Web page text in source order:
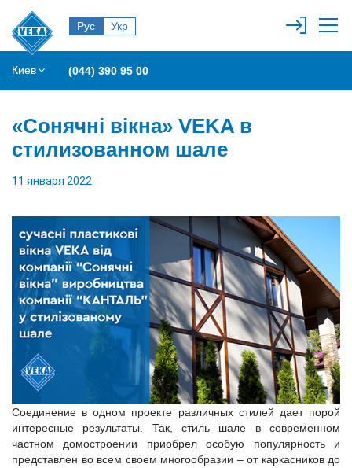
Рус Укр
Киев (044) 390 95 00
«Сонячні вікна» VEKA в
стилизованном шале
11 января 2022
Соединение в одном проекте различных стилей дает порой
интересные результаты. Так, стиль шале в современном
частном домостроении приобрел особую популярность и
представлен во всем своем многообразии – от каркасников до